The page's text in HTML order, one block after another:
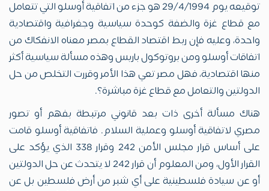
توقيعه يوم 29/4/1994 هو جزء من اتفاقية أوسلو التي تتعامل
مع قطاع غزة والضفة كوحدة سياسية وجغرافية واقتصادية
واحدة، وعليه فإن ربط اقتصاد القطاع بمصر معناه الانفكاك من
اتفاقات أوسلو ومن بروتوكول باريس وهذه مسألة سياسية أكثر
منها اقتصادية، فهل مصر تعي هذا الأمر وقررت التخلص من حل
الدولتين والتعامل مع قطاع غزة مباشرة؟.
هناك مسألة أخرى ذات بعد قانوني مرتبطة بفهم أو تصور
مصري لاتفاقية أوسلو وعملية السلام. فاتفاقية أوسلو قامت
على أساس قرار مجلس الأمن 242 وقرار 338 الذي يؤكد على
القرار الأول، ومن المعلوم أن قرار 242 لا يتحدث عن حل الدولتين
أو عن سيادة فلسطينية على أي شبر من أرض فلسطين بل عن